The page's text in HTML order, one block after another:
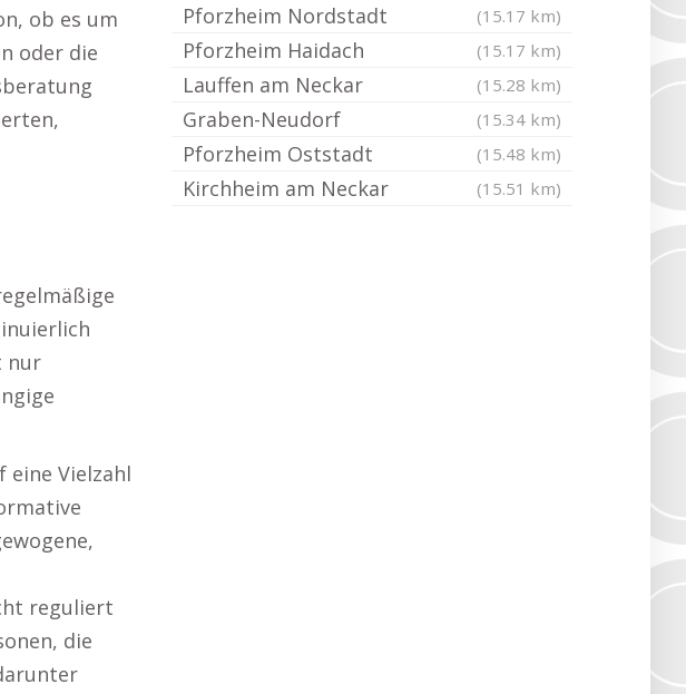
ob es um
oder die
nur
Vielzahl
reguliert
die
Pforzheim Nordstadt (15.17 km)
Pforzheim Haidach (15.17 km)
Lauffen am Neckar (15.28 km)
Graben-Neudorf (15.34 km)
Pforzheim Oststadt (15.48 km)
Kirchheim am Neckar (15.51 km)